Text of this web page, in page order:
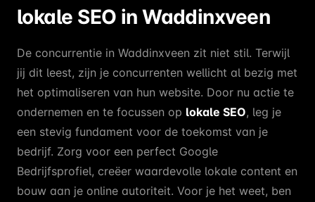
lokale SEO in Waddinxveen
De concurrentie in Waddinxveen zit niet stil. Terwijl
jij dit leest, zijn je concurrenten wellicht al bezig met
het optimaliseren van hun website. Door nu actie te
ondernemen en te focussen op lokale SEO, leg je
een stevig fundament voor de toekomst van je
bedrijf. Zorg voor een perfect Google
Bedrijfsprofiel, creëer waardevolle lokale content en
bouw aan je online autoriteit. Voor je het weet, ben